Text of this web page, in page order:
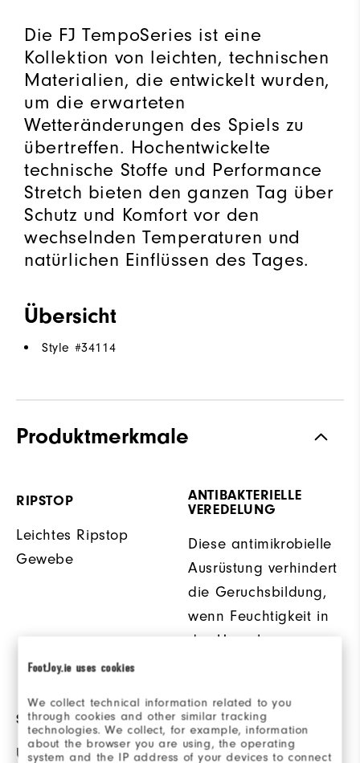
FootJoy.ie uses cookies
We collect technical information related to you
through cookies and other similar tracking
technologies. We collect, for example, information
about the browser you are using, the operating
system and the IP address of your devices to connect
Die FJ TempoSeries ist eine
Kollektion von leichten, technischen
Materialien, die entwickelt wurden,
um die erwarteten
Wetteränderungen des Spiels zu
übertreffen. Hochentwickelte
technische Stoffe und Performance
Stretch bieten den ganzen Tag über
Schutz und Komfort vor den
wechselnden Temperaturen und
natürlichen Einflüssen des Tages.
Übersicht
Style #34114
Produktmerkmale
RIPSTOP
Leichtes Ripstop
Gewebe
ANTIBAKTERIELLE
VEREDELUNG
Diese antimikrobielle
Ausrüstung verhindert
die Geruchsbildung,
wenn Feuchtigkeit in
der Umgebung
SONNENSCHUTZ
UPF 30 Sonnenschutz
MATERIAL
92% Polyester / 8%